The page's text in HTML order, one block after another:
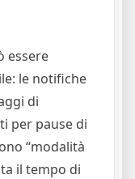
essere
le notifiche
di
per pause di
“modalità
il tempo di